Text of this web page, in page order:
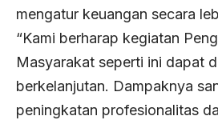
mengatur keuangan secara
“Kami berharap kegiatan
Masyarakat seperti ini dapat
berkelanjutan. Dampaknya
peningkatan profesionalitas